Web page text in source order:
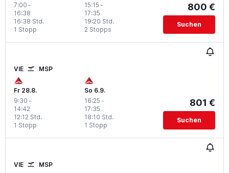
7:00 -
16:38
1 Stopp
16:38 Std.
15:15 -
17:35
2 Stopps
19:20 Std.
800 €
Suchen
VIE MSP
Fr 28.8.
9:30 -
14:42
1 Stopp
12:12 Std.
So 6.9.
16:25 -
17:35
1 Stopp
18:10 Std.
801 €
Suchen
VIE MSP